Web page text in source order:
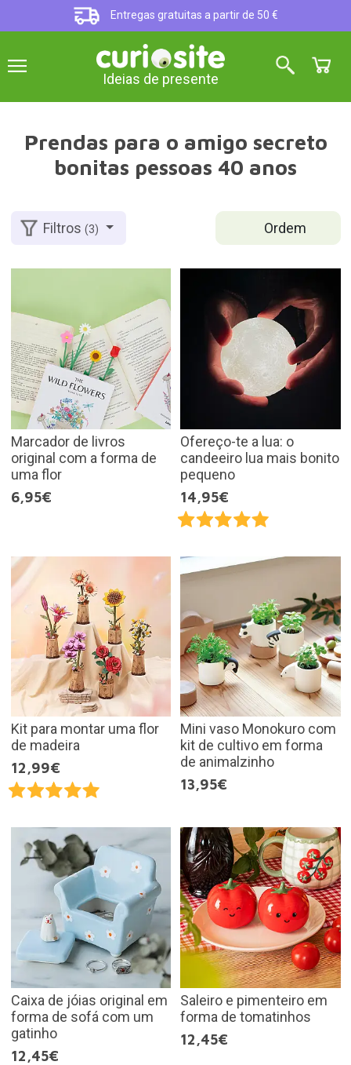
Entregas gratuitas a partir de 50 €
Ideias de presente
Prendas para o amigo secreto
bonitas pessoas 40 anos
Ordem
Filtros(3)
Marcador de livros
original com a forma de
uma flor
6,95€
Ofereço-te a lua: o
candeeiro lua mais bonito
pequeno
14,95€
Kit para montar uma flor
de madeira
12,99€
Mini vaso Monokuro com
kit de cultivo em forma
de animalzinho
13,95€
Caixa de jóias original em
forma de sofá com um
gatinho
12,45€
Saleiro e pimenteiro em
forma de tomatinhos
12,45€